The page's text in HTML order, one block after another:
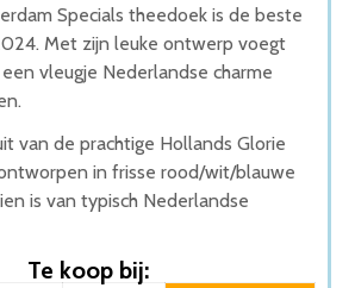
Specials theedoek is de beste
Met zijn leuke ontwerp voegt
vleugje Nederlandse charme
van de prachtige Hollands Glorie
in frisse rood/wit/blauwe
is van typisch Nederlandse
Te koop bij: